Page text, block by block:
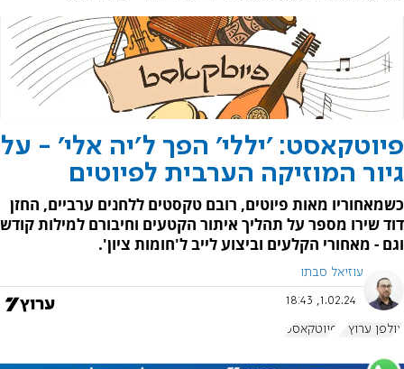
פיוטקאסט: 'יללי' הפך ל'יה אלי' - על
גיור המוזיקה הערבית לפיוטים
כשמאחוריו מאות פיוטים, רובם טקסטים ללחנים ערביים, החזן
דוד שירו מספר על תהליך איתור הקטעים וחיבורם למילות קודש
וגם - מאחורי הקלעים וביצוע לייב ל'חומות ציון'.
עוזיאל סבתו
1.02.24, 18:43
אולפן ערוץ 7 פיוטקאסט